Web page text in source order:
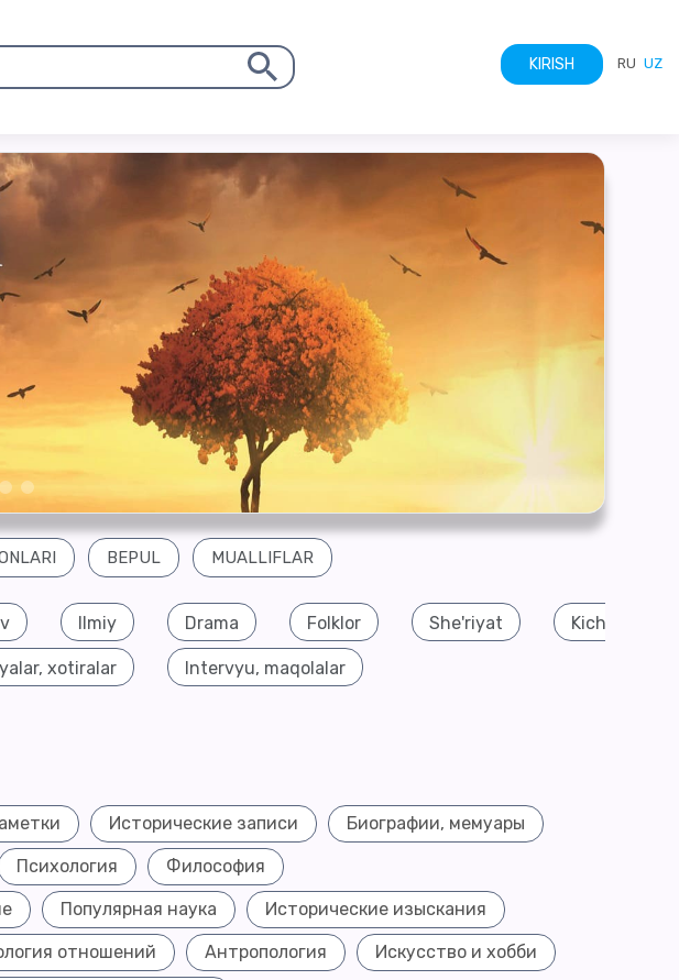
KIRISH RU UZ
BEPUL MUALLIFLAR
Ilmiy Drama Folklor She'riyat Kichik nasriy
xotiralar Intervyu, maqolalar
Исторические записи Биографии, мемуары
Психология Философия
Популярная наука Исторические изыскания
отношений Антропология Искусство и хобби